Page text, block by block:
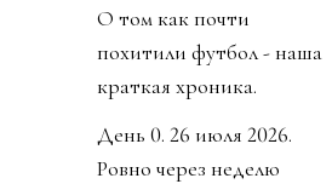
О том как почти
похитили футбол - наша
краткая хроника.
День 0. 26 июля 2026.
Ровно через неделю